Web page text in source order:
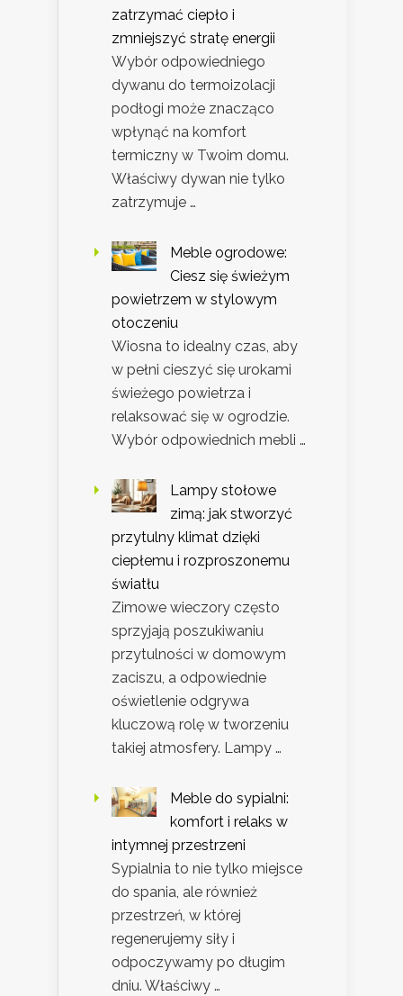
zatrzymać ciepło i
zmniejszyć stratę energii
Wybór odpowiedniego
dywanu do termoizolacji
podłogi może znacząco
wpłynąć na komfort
termiczny w Twoim domu.
Właściwy dywan nie tylko
zatrzymuje …
Meble ogrodowe:
Ciesz się świeżym
powietrzem w stylowym
otoczeniu
Wiosna to idealny czas, aby
w pełni cieszyć się urokami
świeżego powietrza i
relaksować się w ogrodzie.
Wybór odpowiednich mebli …
Lampy stołowe
zimą: jak stworzyć
przytulny klimat dzięki
ciepłemu i rozproszonemu
światłu
Zimowe wieczory często
sprzyjają poszukiwaniu
przytulności w domowym
zaciszu, a odpowiednie
oświetlenie odgrywa
kluczową rolę w tworzeniu
takiej atmosfery. Lampy …
Meble do sypialni:
komfort i relaks w
intymnej przestrzeni
Sypialnia to nie tylko miejsce
do spania, ale również
przestrzeń, w której
regenerujemy siły i
odpoczywamy po długim
dniu. Właściwy …